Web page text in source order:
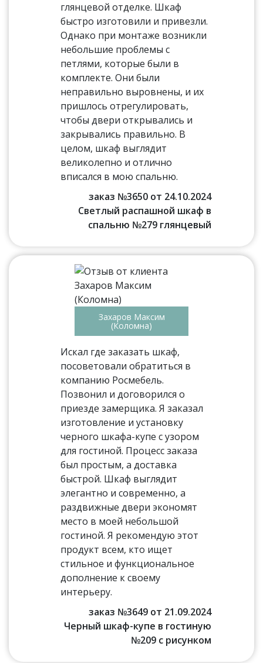
глянцевой отделке. Шкаф
быстро изготовили и привезли.
Однако при монтаже возникли
небольшие проблемы с
петлями, которые были в
комплекте. Они были
неправильно выровнены, и их
пришлось отрегулировать,
чтобы двери открывались и
закрывались правильно. В
целом, шкаф выглядит
великолепно и отлично
вписался в мою спальню.
заказ №3650 от 24.10.2024
Светлый распашной шкаф в
спальню №279 глянцевый
Захаров Максим
(Коломна)
Искал где заказать шкаф,
посоветовали обратиться в
компанию Росмебель.
Позвонил и договорился о
приезде замерщика. Я заказал
изготовление и установку
черного шкафа-купе с узором
для гостиной. Процесс заказа
был простым, а доставка
быстрой. Шкаф выглядит
элегантно и современно, а
раздвижные двери экономят
место в моей небольшой
гостиной. Я рекомендую этот
продукт всем, кто ищет
стильное и функциональное
дополнение к своему
интерьеру.
заказ №3649 от 21.09.2024
Черный шкаф-купе в гостиную
№209 с рисунком